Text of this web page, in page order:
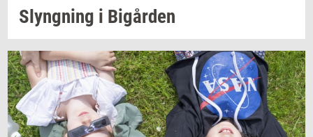
Slyng­ning i Bi­går­den